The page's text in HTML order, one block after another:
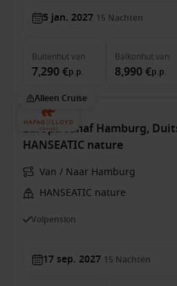
5 jan. 2027 15 Nachten
Buitenhutvan
7,290 €p.p.
Balkonhutvan
8,990 €p.p.
Alleen Cruise
Europa vanaf Hamburg,
HANSEATIC nature
Van / Naar Hamburg
HANSEATIC nature
Volpension
17 sep. 2027 15 Nachten